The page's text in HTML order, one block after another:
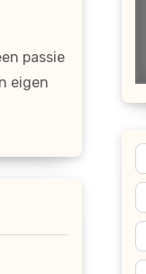
passie
eigen